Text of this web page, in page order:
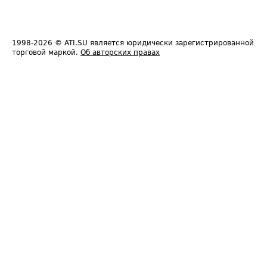
1998-2026 © ATI.SU является юридически зарегистрированной
торговой маркой. Об авторских правах